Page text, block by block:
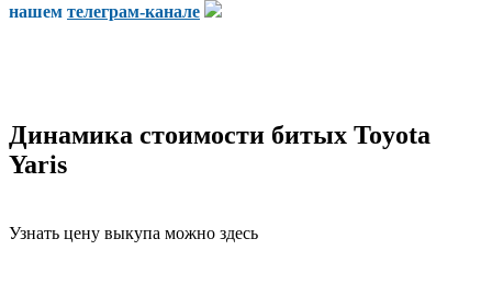
нашем телеграм-канале
Динамика стоимости битых Toyota
Yaris
Узнать цену выкупа можно здесь